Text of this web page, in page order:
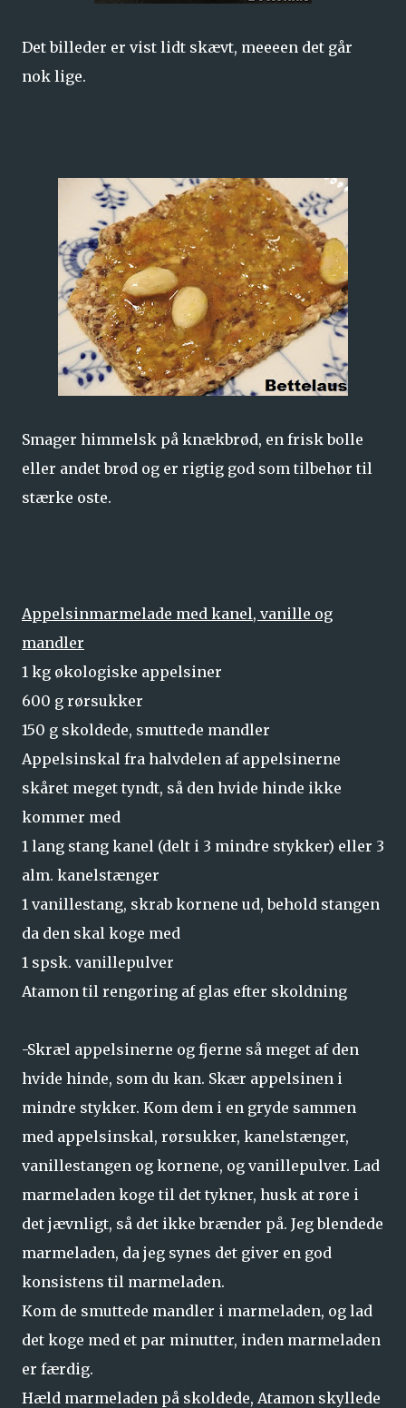
Det billeder er vist lidt skævt, meeeen det går
nok lige.
Smager himmelsk på knækbrød, en frisk bolle
eller andet brød og er rigtig god som tilbehør til
stærke oste.
Appelsinmarmelade med kanel, vanille og
mandler
1 kg økologiske appelsiner
600 g rørsukker
150 g skoldede, smuttede mandler
Appelsinskal fra halvdelen af appelsinerne
skåret meget tyndt, så den hvide hinde ikke
kommer med
1 lang stang kanel (delt i 3 mindre stykker) eller 3
alm. kanelstænger
1 vanillestang, skrab kornene ud, behold stangen
da den skal koge med
1 spsk. vanillepulver
Atamon til rengøring af glas efter skoldning
-Skræl appelsinerne og fjerne så meget af den
hvide hinde, som du kan. Skær appelsinen i
mindre stykker. Kom dem i en gryde sammen
med appelsinskal, rørsukker, kanelstænger,
vanillestangen og kornene, og vanillepulver. Lad
marmeladen koge til det tykner, husk at røre i
det jævnligt, så det ikke brænder på. Jeg blendede
marmeladen, da jeg synes det giver en god
konsistens til marmeladen.
Kom de smuttede mandler i marmeladen, og lad
det koge med et par minutter, inden marmeladen
er færdig.
Hæld marmeladen på skoldede, Atamon skyllede